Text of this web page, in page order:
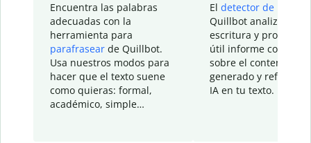
Encuentra las palabras
adecuadas con la
herramienta para
parafrasear de Quillbot.
Usa nuestros modos para
hacer que el texto suene
como quieras: formal,
académico, simple…
El detector de IA
Quillbot analiza tu
escritura y
útil informe con
sobre el contenido
generado y refinado
IA en tu texto.